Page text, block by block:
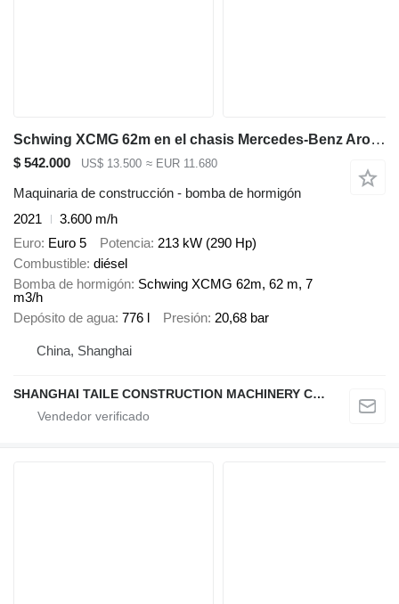
Schwing XCMG 62m en el chasis Mercedes-Benz Arocs
$ 542.000 US$ 13.500 ≈ EUR 11.680
Maquinaria de construcción - bomba de hormigón
2021
3.600 m/h
Euro Euro 5 Potencia 213 kW (290 Hp)
Combustible diésel
Bomba de hormigón Schwing XCMG 62m, 62 m, 7
m3/h
Depósito de agua 776 l Presión 20,68 bar
China, Shanghai
SHANGHAI TAILE CONSTRUCTION MACHINERY CO.,LID